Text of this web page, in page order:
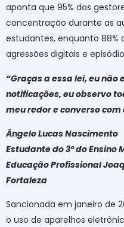
aponta que 95% dos
concentração durante as
estudantes, enquanto
agressões digitais e
“Graças a essa lei, eu não
notificações, eu observo
meu redor e converso
Ângelo Lucas Nascimento
Estudante do 3º do Ensino
Educação Profissional
Fortaleza
Sancionada em janeiro de
o uso de aparelhos